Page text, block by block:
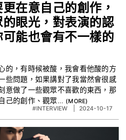
在意自己的創作，
眼光，對表演的認
能也會有不一樣的
的，有時候被酸，我會看他酸的方
些問題，如果講對了我當然會很感
意做了一些觀眾不喜歡的東西，那
己的創作、觀眾...
#INTERVIEW 2024-10-17